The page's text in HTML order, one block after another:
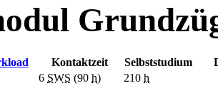
Kontaktzeit Selbststudium
6 SWS (90 h) 210 h